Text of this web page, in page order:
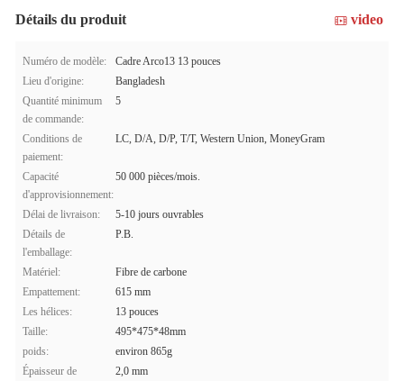
Détails du produit video
Numéro de modèle:
Cadre Arco13 13 pouces
Lieu d'origine:
Bangladesh
Quantité minimum
de commande:
5
Conditions de
paiement:
LC, D/A, D/P, T/T, Western Union, MoneyGram
Capacité
d'approvisionnement:
50 000 pièces/mois.
Délai de livraison:
5-10 jours ouvrables
Détails de
l'emballage:
P.B.
Matériel:
Fibre de carbone
Empattement:
615 mm
Les hélices:
13 pouces
Taille:
495*475*48mm
poids:
environ 865g
Épaisseur de
2,0 mm